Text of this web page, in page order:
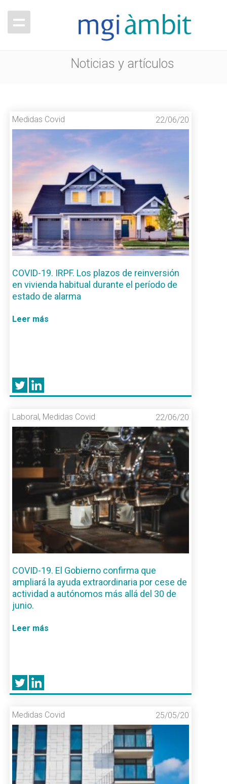
Noticias y artículos
Medidas Covid 22/06/20
COVID-19. IRPF. Los plazos de reinversión
en vivienda habitual durante el período de
estado de alarma
Leer más
Laboral , Medidas Covid 22/06/20
COVID-19. El Gobierno confirma que
ampliará la ayuda extraordinaria por cese de
actividad a autónomos más allá del 30 de
junio.
Leer más
Medidas Covid 25/05/20